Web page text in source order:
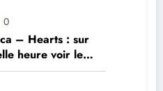
0
– Hearts : sur
heure voir le